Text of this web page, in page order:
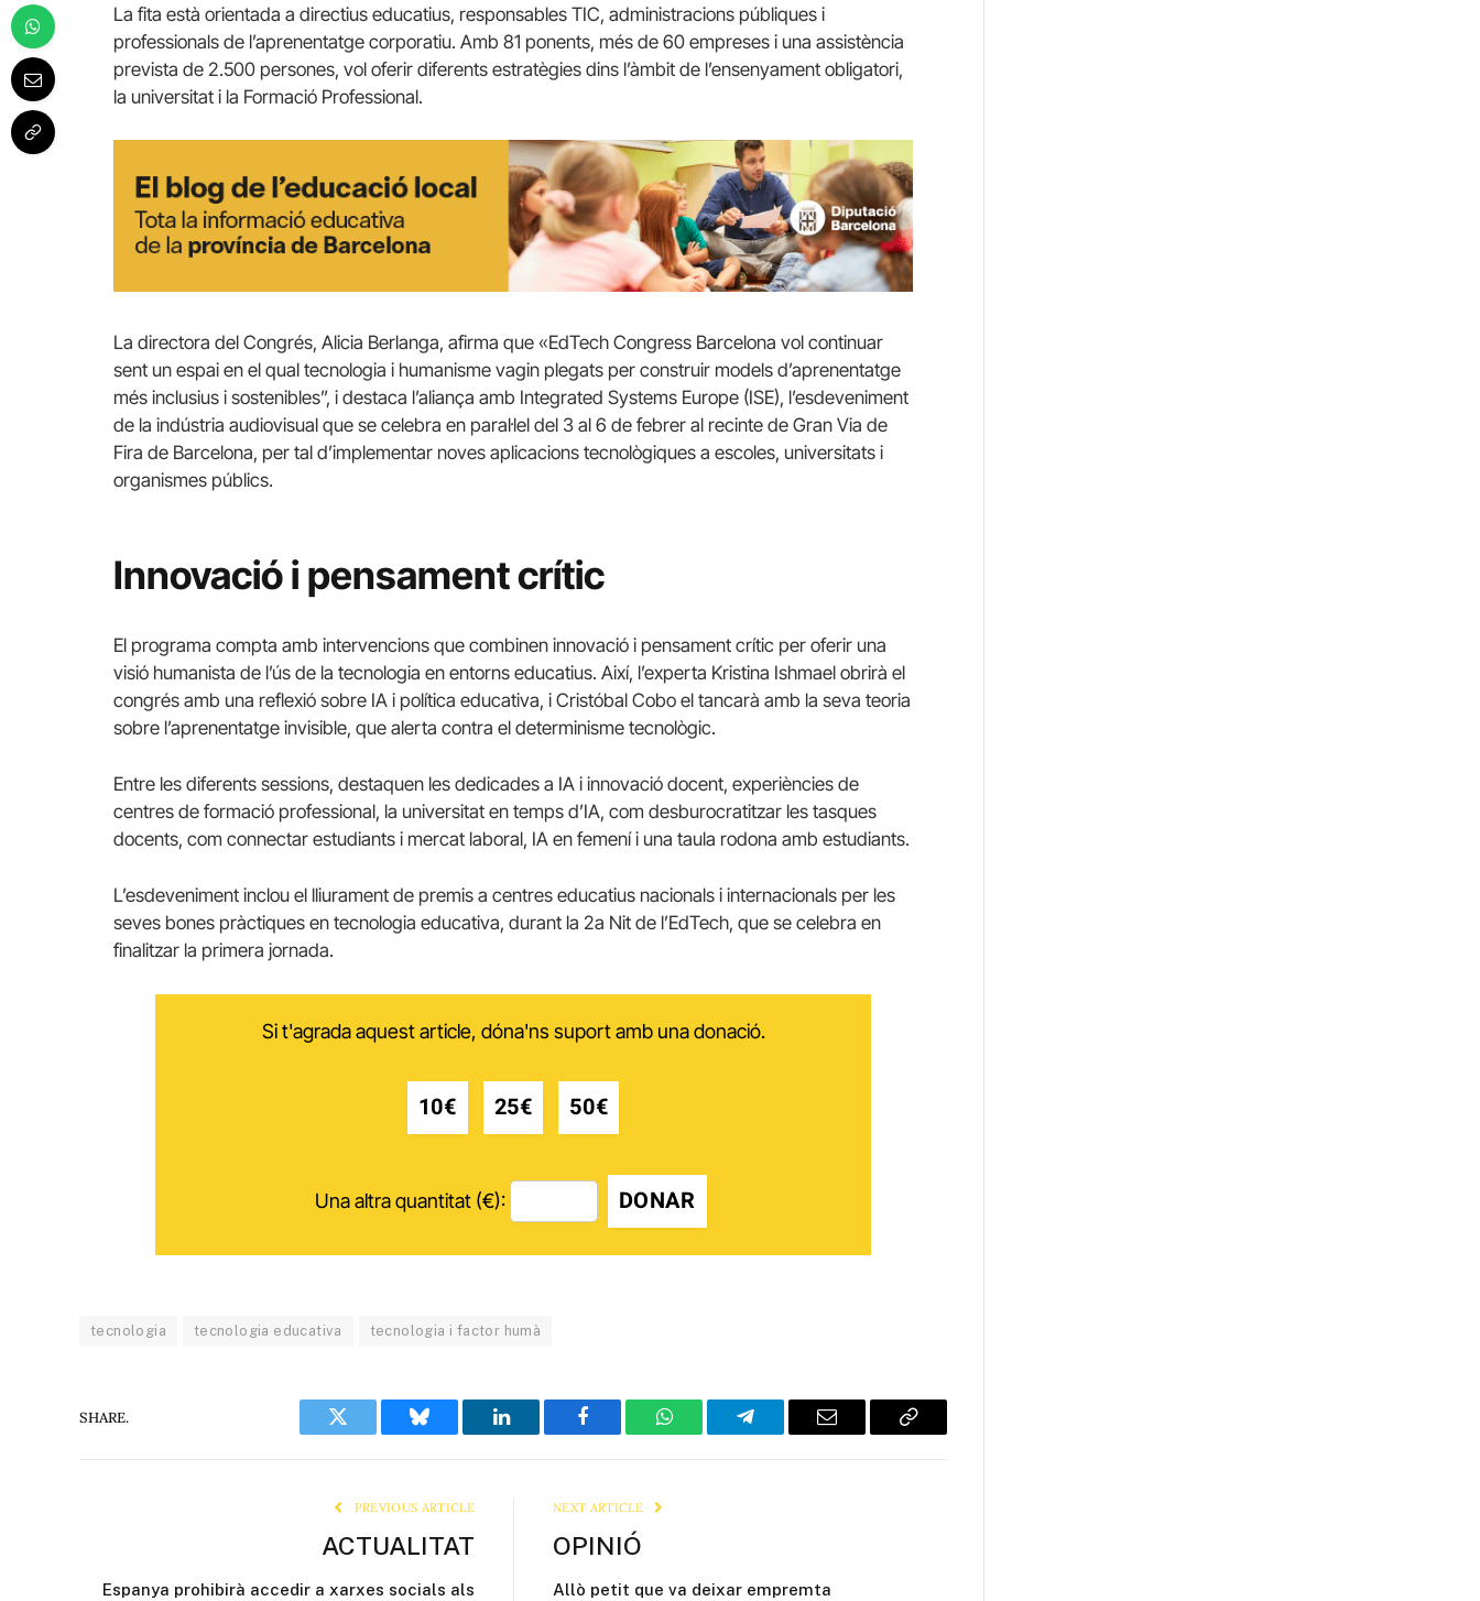
La fita està orientada a directius educatius, responsables TIC, administracions públiques i
professionals de l’aprenentatge corporatiu. Amb 81 ponents, més de 60 empreses i una assistència
prevista de 2.500 persones, vol oferir diferents estratègies dins l’àmbit de l’ensenyament obligatori,
la universitat i la Formació Professional.
La directora del Congrés, Alicia Berlanga, afirma que «EdTech Congress Barcelona vol continuar
sent un espai en el qual tecnologia i humanisme vagin plegats per construir models d’aprenentatge
més inclusius i sostenibles”, i destaca l’aliança amb Integrated Systems Europe (ISE), l’esdeveniment
de la indústria audiovisual que se celebra en paral·lel del 3 al 6 de febrer al recinte de Gran Via de
Fira de Barcelona, per tal d’implementar noves aplicacions tecnològiques a escoles, universitats i
organismes públics.
Innovació i pensament crític
El programa compta amb intervencions que combinen innovació i pensament crític per oferir una
visió humanista de l’ús de la tecnologia en entorns educatius. Així, l’experta Kristina Ishmael obrirà el
congrés amb una reflexió sobre IA i política educativa, i Cristóbal Cobo el tancarà amb la seva teoria
sobre l’aprenentatge invisible, que alerta contra el determinisme tecnològic.
Entre les diferents sessions, destaquen les dedicades a IA i innovació docent, experiències de
centres de formació professional, la universitat en temps d’IA, com desburocratitzar les tasques
docents, com connectar estudiants i mercat laboral, IA en femení i una taula rodona amb estudiants.
L’esdeveniment inclou el lliurament de premis a centres educatius nacionals i internacionals per les
seves bones pràctiques en tecnologia educativa, durant la 2a Nit de l’EdTech, que se celebra en
finalitzar la primera jornada.
Si t'agrada aquest article, dóna'ns suport amb una donació.
10€ 25€ 50€
Una altra quantitat (€): DONAR
tecnologia tecnologia educativa tecnologia i factor humà
SHARE.
Twitter Bluesky LinkedIn Facebook WhatsAppTelegram Email
Copy
PREVIOUS ARTICLE
ACTUALITAT
Espanya prohibirà accedir a xarxes socials als
NEXT ARTICLE
OPINIÓ
Allò petit que va deixar empremta